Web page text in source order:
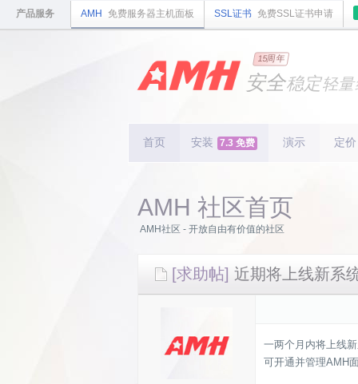
产品服务 AMH 免费服务器主机面板 SSL证书 免费SSL证书申请
15周年
国内领先
安全稳定轻量
首页 安装 7.3 免费 演示 定价
AMH 社区首页
AMH社区 - 开放自由有价值的社区
[求助帖] 近期将上线新系
一两个月内将上线
可开通并管理AMH